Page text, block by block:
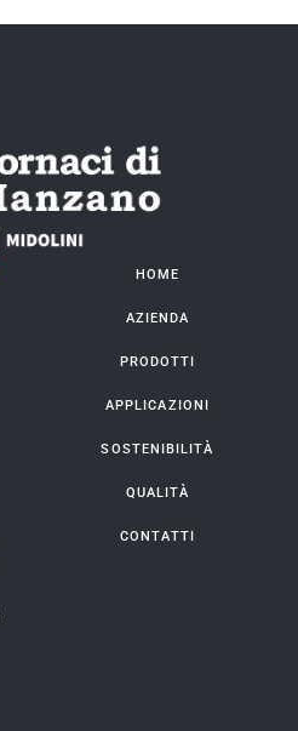
HOME
AZIENDA
PRODOTTI
APPLICAZIONI
SOSTENIBILITÀ
QUALITÀ
CONTATTI